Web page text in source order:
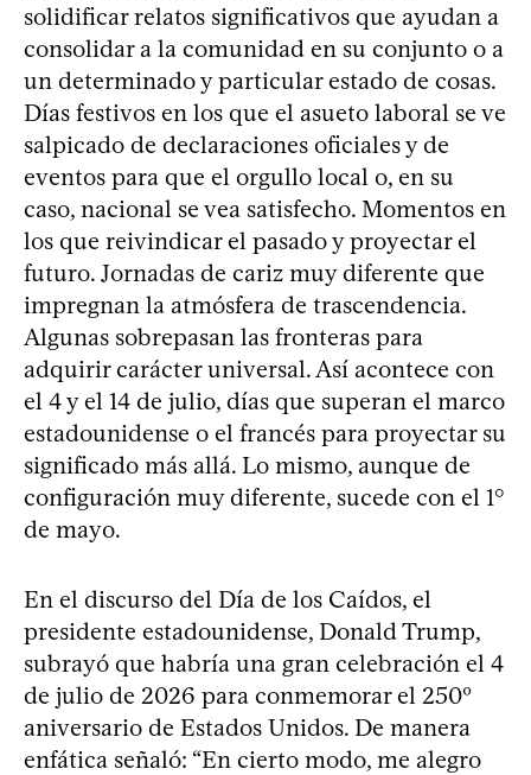
solidificar relatos significativos que ayudan a
consolidar a la comunidad en su conjunto o a
un determinado y particular estado de cosas.
Días festivos en los que el asueto laboral se ve
salpicado de declaraciones oficiales y de
eventos para que el orgullo local o, en su
caso, nacional se vea satisfecho. Momentos en
los que reivindicar el pasado y proyectar el
futuro. Jornadas de cariz muy diferente que
impregnan la atmósfera de trascendencia.
Algunas sobrepasan las fronteras para
adquirir carácter universal. Así acontece con
el 4 y el 14 de julio, días que superan el marco
estadounidense o el francés para proyectar su
significado más allá. Lo mismo, aunque de
configuración muy diferente, sucede con el 1°
de mayo.
En el discurso del Día de los Caídos, el
presidente estadounidense, Donald Trump,
subrayó que habría una gran celebración el 4
de julio de 2026 para conmemorar el 250º
aniversario de Estados Unidos. De manera
enfática señaló: “En cierto modo, me alegro